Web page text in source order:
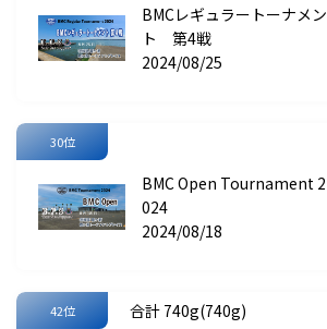
BMCレギュラートーナメン
ト 第4戦
2024/08/25
30位
BMC Open Tournament 2
024
2024/08/18
42位
合計 740g(740g)